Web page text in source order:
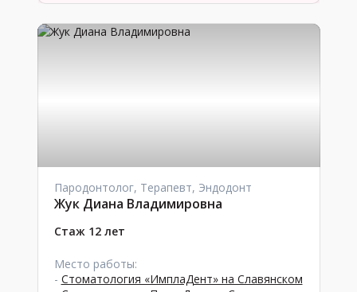
Пародонтолог, Терапевт, Эндодонт
Жук Диана Владимировна
Стаж 12 лет
Место работы:
- Стоматология «ИмплаДент» на Славянском